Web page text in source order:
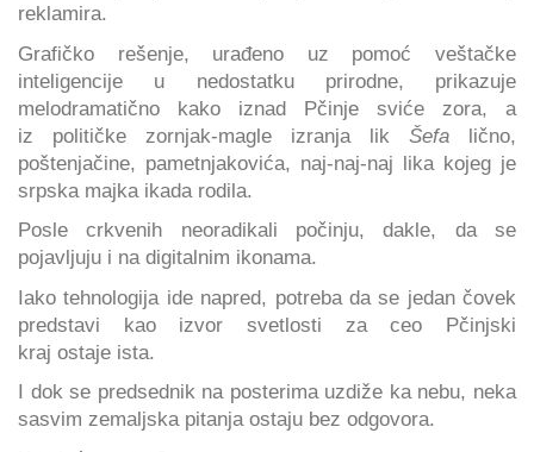
reklamira.
Grafičko rešenje, urađeno uz pomoć veštačke
inteligencije u nedostatku prirodne, prikazuje
melodramatično kako iznad Pčinje sviće zora, a
iz političke zornjak-magle izranja lik Šefa lično,
poštenjačine, pametnjakovića, naj-naj-naj lika kojeg je
srpska majka ikada rodila.
Posle crkvenih neoradikali počinju, dakle, da se
pojavljuju i na digitalnim ikonama.
Iako tehnologija ide napred, potreba da se jedan čovek
predstavi kao izvor svetlosti za ceo Pčinjski
kraj ostaje ista.
I dok se predsednik na posterima uzdiže ka nebu, neka
sasvim zemaljska pitanja ostaju bez odgovora.